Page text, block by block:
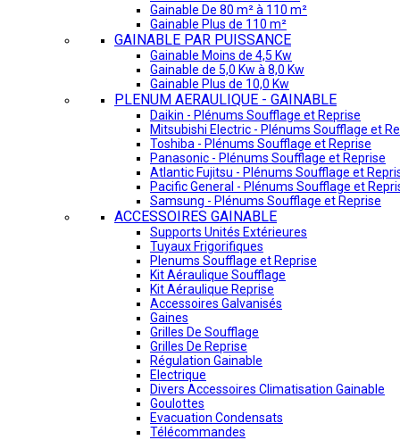
Gainable De 80 m² à 110 m²
Gainable Plus de 110 m²
GAINABLE PAR PUISSANCE
Gainable Moins de 4,5 Kw
Gainable de 5,0 Kw à 8,0 Kw
Gainable Plus de 10,0 Kw
PLENUM AERAULIQUE - GAINABLE
Daikin - Plénums Soufflage et Reprise
Mitsubishi Electric - Plénums Soufflage et
Toshiba - Plénums Soufflage et Reprise
Panasonic - Plénums Soufflage et Reprise
Atlantic Fujitsu - Plénums Soufflage et
Pacific General - Plénums Soufflage et
Samsung - Plénums Soufflage et Reprise
ACCESSOIRES GAINABLE
Supports Unités Extérieures
Tuyaux Frigorifiques
Plenums Soufflage et Reprise
Kit Aéraulique Soufflage
Kit Aéraulique Reprise
Accessoires Galvanisés
Gaines
Grilles De Soufflage
Grilles De Reprise
Régulation Gainable
Electrique
Divers Accessoires Climatisation Gainable
Goulottes
Evacuation Condensats
Télécommandes